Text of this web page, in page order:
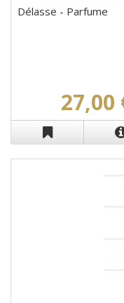
Délasse - Parfume
27,00